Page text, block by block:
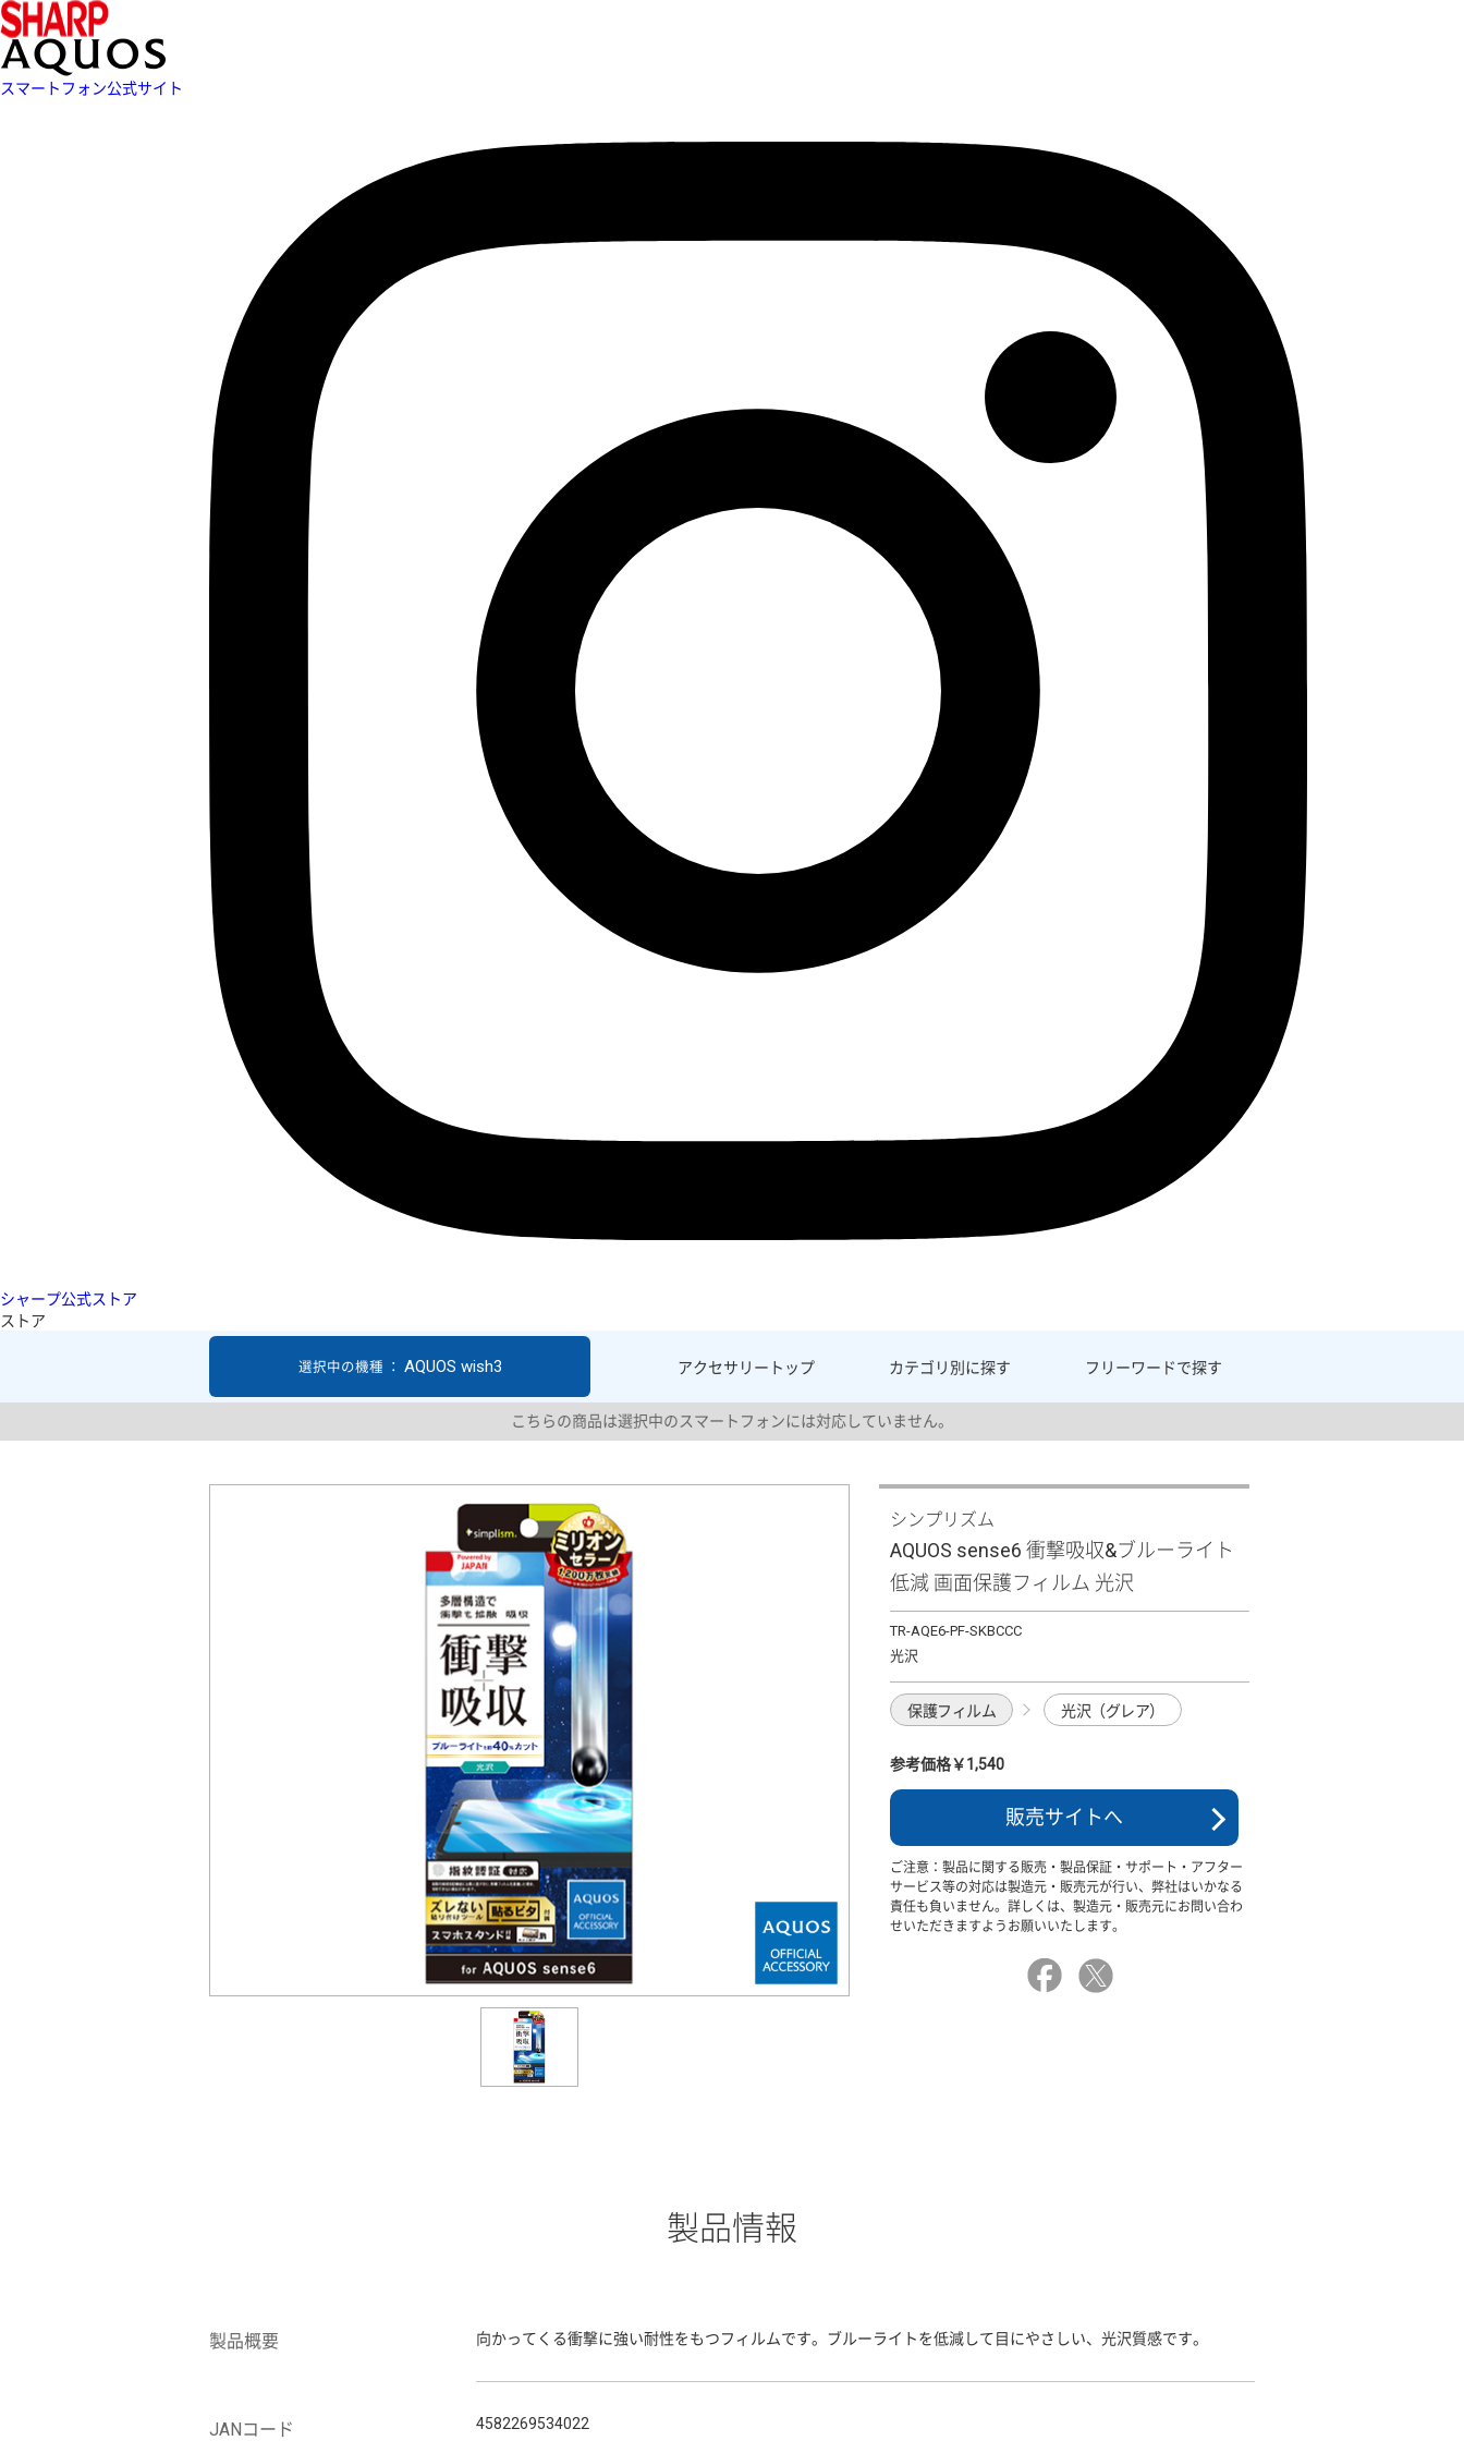
スマートフォン公式サイト
シャープ公式ストア
ストア
アクセサリー トップ カテゴリ別に探す フリーワードで探す
選択中の機種 ： AQUOS wish3
こちらの商品は選択中のスマートフォンには対応していません。
シンプリズム
AQUOS sense6 衝撃吸収&ブルーライト
低減 画面保護フィルム 光沢
TR-AQE6-PF-SKBCCC
光沢
保護フィルム 光沢（グレア）
参考価格￥1,540
販売サイトへ
ご注意：製品に関する販売・製品保証・サポート・アフター
サービス等の対応は製造元・販売元が行い、弊社はいかなる
責任も負いません。詳しくは、製造元・販売元にお問い合わ
せいただきますようお願いいたします。
製品情報
製品概要 向かってくる衝撃に強い耐性をもつフィルムです。ブルーライトを低減して目にやさしい、光沢質感です。
JANコード 4582269534022